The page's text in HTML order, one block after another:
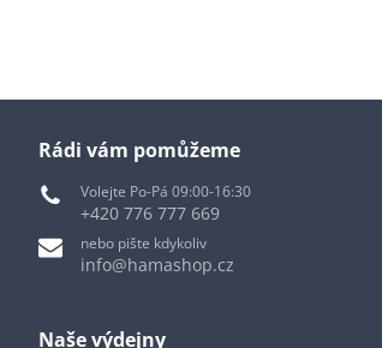
Rádi vám pomůžeme
Volejte Po-Pá 09:00-16:30
+420 776 777 669
nebo pište kdykoliv
info@hamashop.cz
Naše výdejny